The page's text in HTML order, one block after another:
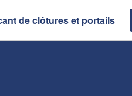
de clôtures et portails